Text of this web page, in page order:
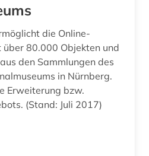
bundesarchiv-bildarchiv (1)
bundeswasserstraße (1)
die Online-
über 80.000 Objekten und
den Sammlungen des
in Nürnberg.
Erweiterung bzw.
(Stand: Juli 2017)